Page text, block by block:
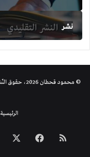
نشر
© محمود قحطان 2026، حقوق النّشر محفوظة على المؤلّف |
الرئيسية
ملخصفيسبوك